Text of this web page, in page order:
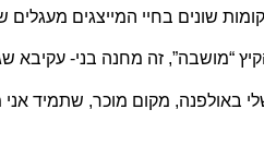
שונים בחיי המייצגים מעגלים
“מושבה”, זה מחנה בני- עקיבא
באולפנה, מקום מוכר, שתמיד